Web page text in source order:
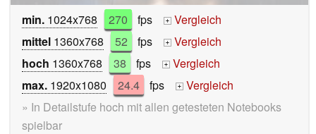
min. 1024x768 270 fps +
Vergleich
mittel 1360x768 52 fps +
Vergleich
hoch 1360x768 38 fps +
Vergleich
max. 1920x1080 24.4 fps +
Vergleich
» In Detailstufe hoch mit allen getesteten Notebooks
spielbar